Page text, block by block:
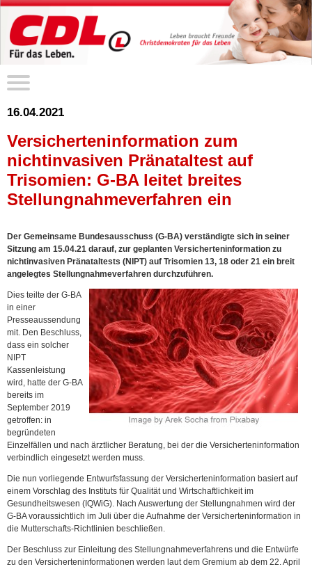
16.04.2021
Versicherteninformation zum
nichtinvasiven Pränataltest auf
Trisomien: G-BA leitet breites
Stellungnahmeverfahren ein
Der Gemeinsame Bundesausschuss (G-BA) verständigte sich in seiner
Sitzung am 15.04.21 darauf, zur geplanten Versicherteninformation zu
nichtinvasiven Pränataltests (NIPT) auf Trisomien 13, 18 oder 21 ein breit
angelegtes Stellungnahmeverfahren durchzuführen.
Dies teilte der G-BA
in einer
Presseaussendung
mit. Den Beschluss,
dass ein solcher
NIPT
Kassenleistung
wird, hatte der G-BA
bereits im
September 2019
getroffen: in
begründeten
Einzelfällen und nach ärztlicher Beratung, bei der die Versicherteninformation
verbindlich eingesetzt werden muss.
Die nun vorliegende Entwurfsfassung der Versicherteninformation basiert auf
einem Vorschlag des Instituts für Qualität und Wirtschaftlichkeit im
Gesundheitswesen (IQWiG). Nach Auswertung der Stellungnahmen wird der
G-BA voraussichtlich im Juli über die Aufnahme der Versicherteninformation in
die Mutterschafts-Richtlinien beschließen.
Der Beschluss zur Einleitung des Stellungnahmeverfahrens und die Entwürfe
zu den Versicherteninformationen werden laut dem Gremium ab dem 22. April